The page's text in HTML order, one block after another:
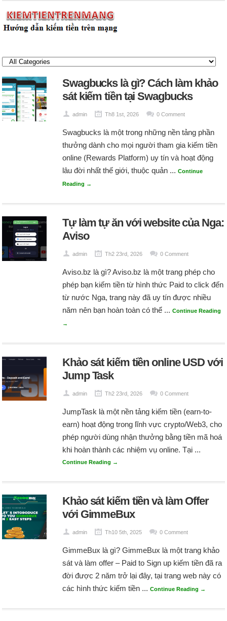
Swagbucks là gì? Cách làm khảo
sát kiếm tiền tại Swagbucks
admin Th8 1st, 2026 0 Comment
Swagbucks là một trong những nền tảng phần
thưởng dành cho mọi người tham gia kiếm tiền
online (Rewards Platform) uy tín và hoạt động
lâu đời nhất thế giới, thuộc quản ... Continue
Reading →
Tự làm tự ăn với website của Nga:
Aviso
admin Th2 23rd, 2026 0 Comment
Aviso.bz là gì? Aviso.bz là một trang phép cho
phép bạn kiếm tiền từ hình thức Paid to click đến
từ nước Nga, trang này đã uy tín được nhiều
năm nên bạn hoàn toàn có thể ... Continue Reading
→
Khảo sát kiếm tiền online USD với
Jump Task
admin Th2 23rd, 2026 0 Comment
JumpTask là một nền tảng kiếm tiền (earn-to-
earn) hoạt động trong lĩnh vực crypto/Web3, cho
phép người dùng nhận thưởng bằng tiền mã hoá
khi hoàn thành các nhiệm vụ online. Tại ...
Continue Reading →
Khảo sát kiếm tiền và làm Offer
với GimmeBux
admin Th10 5th, 2025 0 Comment
GimmeBux là gì? GimmeBux là một trang khảo
sát và làm offer – Paid to Sign up kiếm tiền đã ra
đời được 2 năm trở lại đây, tại trang web này có
các hình thức kiếm tiền ... Continue Reading →